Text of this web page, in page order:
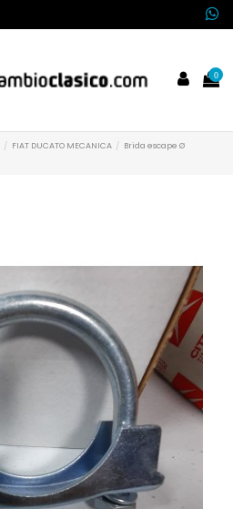
0
FIAT DUCATO MECANICA
Brida escape Ø